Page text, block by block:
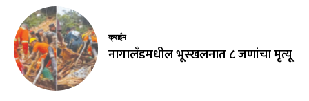
क्राईम
नागालँडमधील भूस्खलनात ८ जणांचा मृत्यू